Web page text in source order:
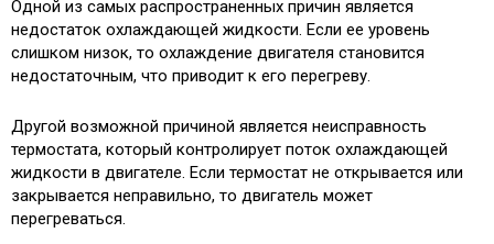
Одной из самых распространенных причин является
недостаток охлаждающей жидкости. Если ее уровень
слишком низок, то охлаждение двигателя становится
недостаточным, что приводит к его перегреву.
Другой возможной причиной является неисправность
термостата, который контролирует поток охлаждающей
жидкости в двигателе. Если термостат не открывается или
закрывается неправильно, то двигатель может
перегреваться.